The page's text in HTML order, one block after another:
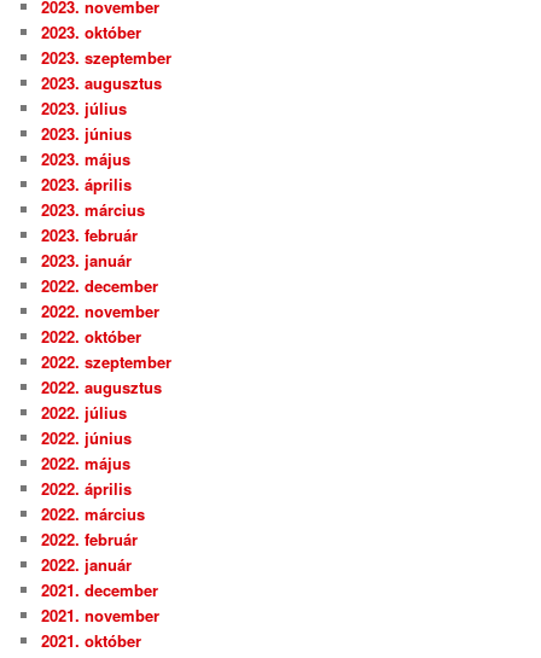
2023. november
2023. október
2023. szeptember
2023. augusztus
2023. július
2023. június
2023. május
2023. április
2023. március
2023. február
2023. január
2022. december
2022. november
2022. október
2022. szeptember
2022. augusztus
2022. július
2022. június
2022. május
2022. április
2022. március
2022. február
2022. január
2021. december
2021. november
2021. október